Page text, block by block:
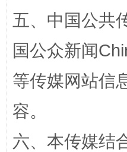
扯下公款旅游的“隐
五、中国公共
国公众新闻
等传媒网站信
容。
六、本传媒结